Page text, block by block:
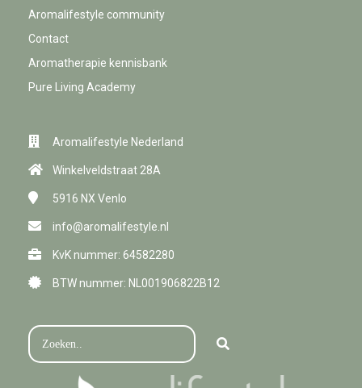
Aromalifestyle community
Contact
Aromatherapie kennisbank
Pure Living Academy
Aromalifestyle Nederland
Winkelveldstraat 28A
5916 NX Venlo
info@aromalifestyle.nl
KvK nummer: 64582280
BTW nummer: NL001906822B12